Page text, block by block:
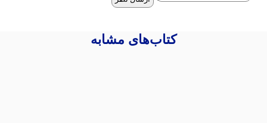
کتاب‌های مشابه